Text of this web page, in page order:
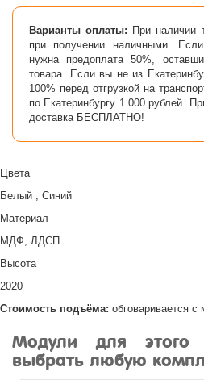
Варианты оплаты: При наличии
при получении наличными.
нужна предоплата 50%,
товара. Если вы не из
100% перед отгрузкой на
по Екатеринбургу 1 000 рублей.
доставка БЕСПЛАТНО!
Цвета
Белый , Синий
Материал
МДФ, ЛДСП
Высота
2020
Стоимость подъёма: обговаривается с
Модули для этого
выбрать любую